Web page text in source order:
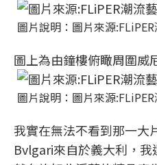
圖片說明：圖片來源
圖上為由鐘樓俯瞰周圍威
圖片說明：圖片來源
我實在無法不看到那一大
Bvlgari來自於義大利，